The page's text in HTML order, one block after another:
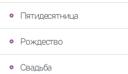
Пятидесятница
Рождество
Свадьба